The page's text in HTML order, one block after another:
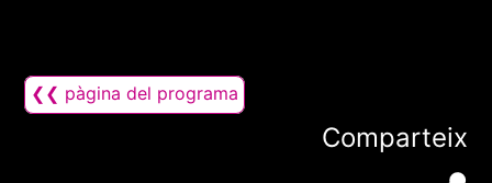
❮❮ pàgina del programa
Comparteix